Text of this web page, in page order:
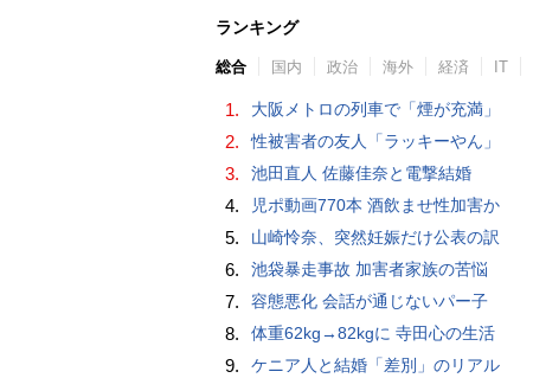
ランキング
総合 国内 政治 海外 経済 IT
1. 大阪メトロの列車で「煙が充満」
2. 性被害者の友人「ラッキーやん」
3. 池田直人 佐藤佳奈と電撃結婚
4. 児ポ動画770本 酒飲ませ性加害か
5. 山崎怜奈、突然妊娠だけ公表の訳
6. 池袋暴走事故 加害者家族の苦悩
7. 容態悪化 会話が通じないパー子
8. 体重62kg→82kgに 寺田心の生活
9. ケニア人と結婚「差別」のリアル